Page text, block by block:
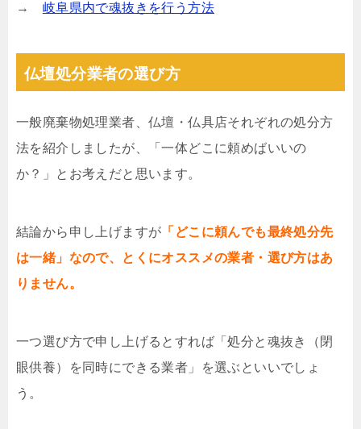
→ 岐阜県内で魂抜きを行う方法
仏壇処分業者の選び方
一般廃棄物処理業者、仏壇・仏具店それぞれの処分方
法を紹介しましたが、「一体どこに頼めばいいの
か？」とお考えだと思います。
結論から申し上げますが 「どこに頼んでも最終処分先
は一緒」なので、とくにオススメの業者・選び方はあ
りません。
一つ選び方で申し上げるとすれば「処分と魂抜き（閉
眼供養）を同時にできる業者」を選ぶといいでしょ
う。